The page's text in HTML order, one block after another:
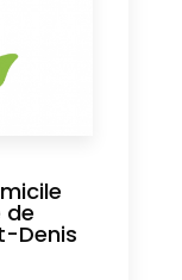
de
Denis